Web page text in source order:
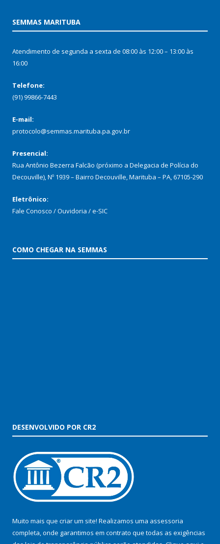
SEMMAS MARITUBA
Atendimento de segunda a sexta de 08:00 às 12:00 – 13:00 às
16:00
Telefone:
(91) 99866-7443
E-mail:
protocolo@semmas.marituba.pa.gov.br
Presencial:
Rua Antônio Bezerra Falcão (próximo a Delegacia de Polícia do
Decouville), Nº 1939 – Bairro Decouville, Marituba – PA, 67105-290
Eletrônico:
Fale Conosco / Ouvidoria / e-SIC
COMO CHEGAR NA SEMMAS
DESENVOLVIDO POR CR2
Muito mais que criar um site! Realizamos uma assessoria
completa, onde garantimos em contrato que todas as exigências